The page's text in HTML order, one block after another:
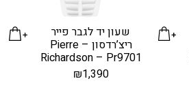
שעון יד לגבר פייר
ריצ’רדסון – Pierre
Richardson – Pr9701
₪1,390